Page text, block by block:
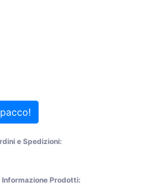
e Spedizioni:
Prodotti: